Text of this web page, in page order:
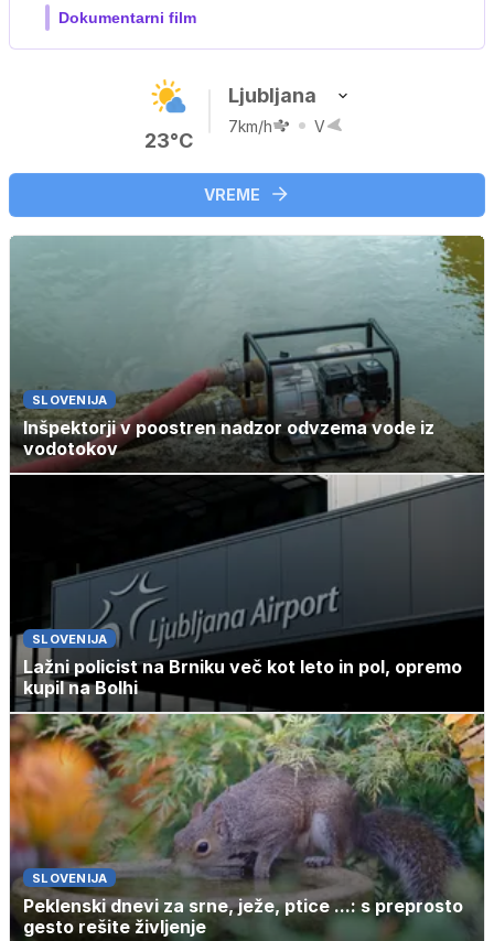
Film meseca / družinski, pustolovski
23°C
Ljubljana
7km/h V
VREME
SLOVENIJA
Inšpektorji v poostren nadzor odvzema vode iz
vodotokov
SLOVENIJA
Lažni policist na Brniku več kot leto in pol, opremo
kupil na Bolhi
SLOVENIJA
Peklenski dnevi za srne, ježe, ptice ...: s preprosto
gesto rešite življenje